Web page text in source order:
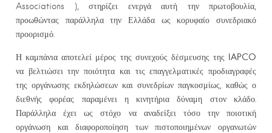
Associations ), στηρίζει ενεργά αυτή την πρωτοβουλία,
προωθώντας παράλληλα την Ελλάδα ως κορυφαίο συνεδριακό
προορισμό.
Η καμπάνια αποτελεί μέρος της συνεχούς δέσμευσης της IAPCO
να βελτιώσει την ποιότητα και τις επαγγελματικές προδιαγραφές
της οργάνωσης εκδηλώσεων και συνεδρίων παγκοσμίως, καθώς ο
διεθνής φορέας παραμένει η κινητήρια δύναμη στον κλάδο.
Παράλληλα έχει ως στόχο να αναδείξει τόσο την ποιοτική
οργάνωση και διαφοροποίηση των πιστοποιημένων οργανωτών